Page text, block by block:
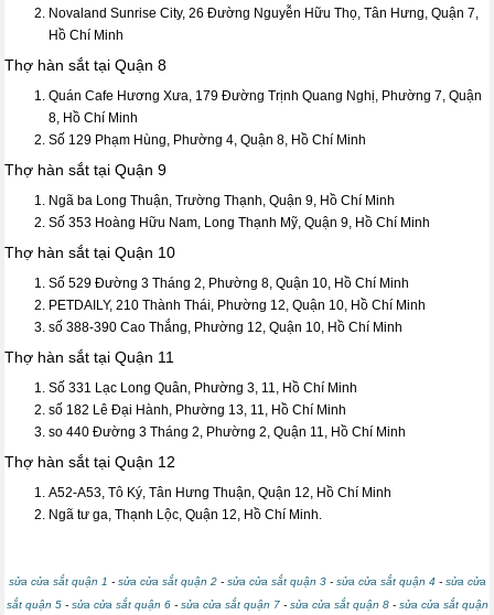
Novaland Sunrise City, 26 Đường Nguyễn Hữu Thọ, Tân Hưng, Quận 7,
Hồ Chí Minh
Thợ hàn sắt tại Quận 8
Quán Cafe Hương Xưa, 179 Đường Trịnh Quang Nghị, Phường 7, Quận
8, Hồ Chí Minh
Số 129 Phạm Hùng, Phường 4, Quận 8, Hồ Chí Minh
Thợ hàn sắt tại Quận 9
Ngã ba Long Thuận, Trường Thạnh, Quận 9, Hồ Chí Minh
Số 353 Hoàng Hữu Nam, Long Thạnh Mỹ, Quận 9, Hồ Chí Minh
Thợ hàn sắt tại Quận 10
Số 529 Đường 3 Tháng 2, Phường 8, Quận 10, Hồ Chí Minh
PETDAILY, 210 Thành Thái, Phường 12, Quận 10, Hồ Chí Minh
số 388-390 Cao Thắng, Phường 12, Quận 10, Hồ Chí Minh
Thợ hàn sắt tại Quận 11
Số 331 Lạc Long Quân, Phường 3, 11, Hồ Chí Minh
số 182 Lê Đại Hành, Phường 13, 11, Hồ Chí Minh
so 440 Đường 3 Tháng 2, Phường 2, Quận 11, Hồ Chí Minh
Thợ hàn sắt tại Quận 12
A52-A53, Tô Ký, Tân Hưng Thuận, Quận 12, Hồ Chí Minh
Ngã tư ga, Thạnh Lộc, Quận 12, Hồ Chí Minh.
sửa cửa sắt quận 1 - sửa cửa sắt quận 2- sửa cửa sắt quận 3- sửa cửa sắt quận 4 - sửa cửa
sắt quận 5- sửa cửa sắt quận 6- sửa cửa sắt quận 7- sửa cửa sắt quận 8- sửa cửa sắt quận